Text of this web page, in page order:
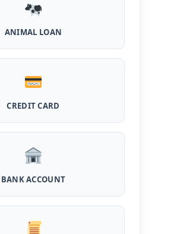
Loan Apply Online: इस तरह
इस प्रकार बनवा सकते है PM किसान
ये 5 लोन होते है ब्याज फ्री, छोटी किस्तों में
Account Open Online: आज ही
ये जीरो बैलेंस बैंक अकाउंट, फ्री डेबिट कार्ड
Line Loan: अब UPI से भी ले सकते है
का लोन, बस अपने मोबाइल से ऐसे करे अप्लाई
ANIMAL LOAN
CREDIT CARD
BANK ACCOUNT